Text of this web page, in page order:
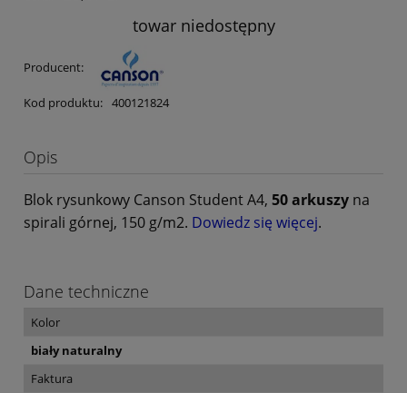
towar niedostępny
Producent:
Kod produktu: 400121824
Opis
Blok rysunkowy Canson Student A4, 50 arkuszy na
spirali górnej, 150 g/m2. Dowiedz się więcej.
Dane techniczne
Kolor
biały naturalny
Faktura